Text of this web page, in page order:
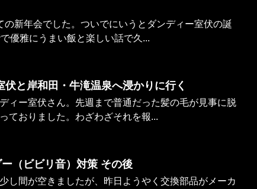
新年会でした。ついでにいうとダンディー室伏の誕
優雅にうまい飯と楽しい話で久...
と岸和田・牛滝温泉へ浸かりに行く
ィー室伏さん。先週まで普通だった髪の毛が見事に脱
ておりました。わざわざそれを報...
（ビビリ音）対策 その後
し間が空きましたが、昨日ようやく交換部品がメーカ